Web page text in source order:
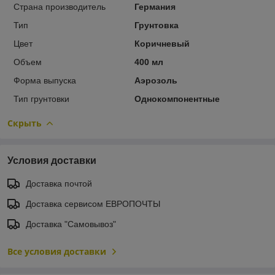
Страна производитель
Германия
Тип
Грунтовка
Цвет
Коричневый
Объем
400 мл
Форма выпуска
Аэрозоль
Тип грунтовки
Однокомпонентные
Скрыть
Условия доставки
Доставка почтой
Доставка сервисом ЕВРОПОЧТЫ
Доставка "Самовывоз"
Все условия доставки